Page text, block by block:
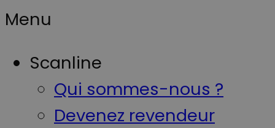
Menu
Scanline
Qui sommes-nous ?
Devenez revendeur